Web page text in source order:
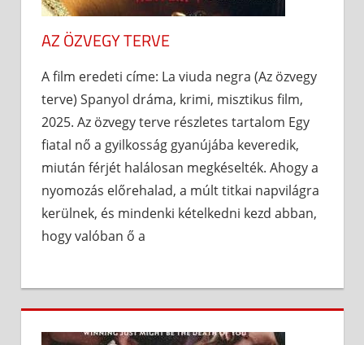
AZ ÖZVEGY TERVE
A film eredeti címe: La viuda negra (Az özvegy
terve) Spanyol dráma, krimi, misztikus film,
2025. Az özvegy terve részletes tartalom Egy
fiatal nő a gyilkosság gyanújába keveredik,
miután férjét halálosan megkéselték. Ahogy a
nyomozás előrehalad, a múlt titkai napvilágra
kerülnek, és mindenki kételkedni kezd abban,
hogy valóban ő a